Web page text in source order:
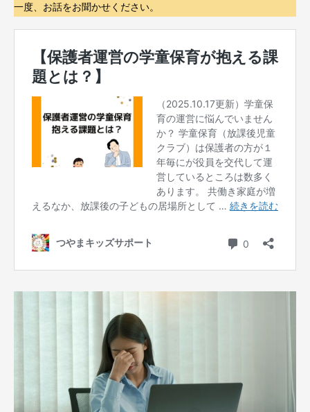
一度、お話をお聞かせください。